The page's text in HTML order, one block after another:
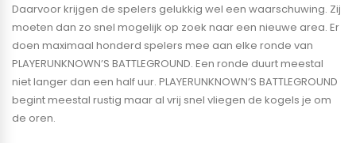
Daarvoor krijgen de spelers gelukkig wel een waarschuwing. Zij
moeten dan zo snel mogelijk op zoek naar een nieuwe area. Er
doen maximaal honderd spelers mee aan elke ronde van
PLAYERUNKNOWN’S BATTLEGROUND. Een ronde duurt meestal
niet langer dan een half uur. PLAYERUNKNOWN’S BATTLEGROUND
begint meestal rustig maar al vrij snel vliegen de kogels je om
de oren.